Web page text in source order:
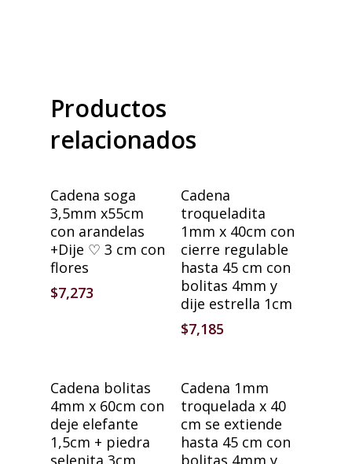
Productos
relacionados
Cadena soga
3,5mm x55cm
con arandelas
+Dije ♡ 3 cm con
flores
$7,273
Cadena
troqueladita
1mm x 40cm con
cierre regulable
hasta 45 cm con
bolitas 4mm y
dije estrella 1cm
$7,185
Añadir Al Carrito
Cadena bolitas
4mm x 60cm con
deje elefante
1,5cm + piedra
Cadena 1mm
troquelada x 40
cm se extiende
hasta 45 cm con